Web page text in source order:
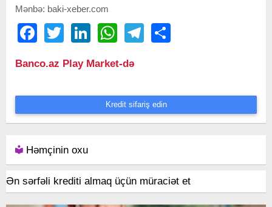
Mənbə: baki-xeber.com
FacebookTwitter LinkedIn WhatsAppTelegram
Banco.az Play Market-də
Kredit sifariş edin
Həmçinin oxu
Ən sərfəli krediti almaq üçün müraciət et